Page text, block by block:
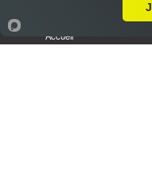
Accueil